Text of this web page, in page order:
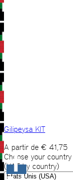
Gilipeysa KIT
A partir de € 41,75
Choose your
(VAT by country)